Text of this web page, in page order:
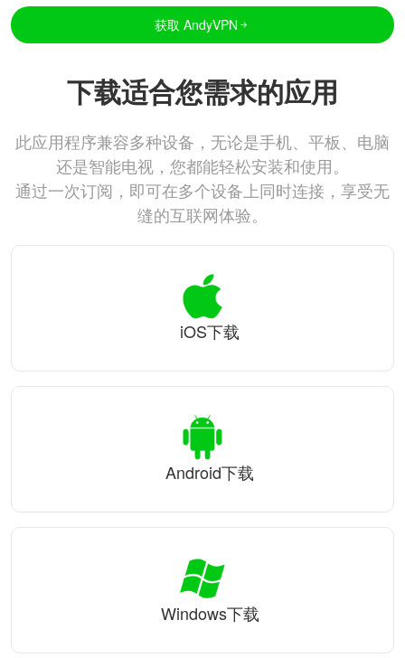
获取 AndyVPN
下载适合您需求的应用
此应用程序兼容多种设备，无论是手机、平板、电脑
还是智能电视，您都能轻松安装和使用。
通过一次订阅，即可在多个设备上同时连接，享受无
缝的互联网体验。
iOS下载
Android下载
Windows下载